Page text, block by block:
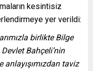
kesintisiz
yer verildi:
birlikte Bilge
Bahçeli’nin
taviz